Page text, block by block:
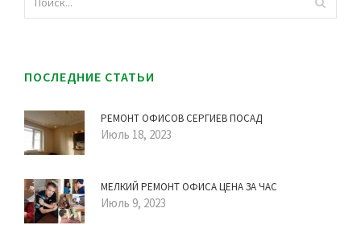
ПОСЛЕДНИЕ СТАТЬИ
РЕМОНТ ОФИСОВ СЕРГИЕВ ПОСАД
Июль 18, 2023
МЕЛКИЙ РЕМОНТ ОФИСА ЦЕНА ЗА ЧАС
Июль 9, 2023